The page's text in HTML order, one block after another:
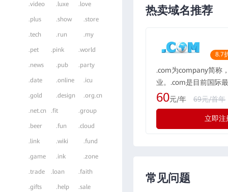
.video .luxe .love
.plus .show .store
.tech .run .my
.pet .pink .world
.news .pub .party
.date .online .icu
.gold .design .org.cn
.net.cn .fit .group
.beer .fun .cloud
.link .wiki .fund
.game .ink .zone
.trade .loan .faith
.gifts .help .sale
热卖域名推荐
8.7
.com为company简称
业。.com是目前国际
域名格式，现全球的
际最广泛流行的通用
示为“公司”，形如：
60元/年 69元/首年
立即注
常见问题